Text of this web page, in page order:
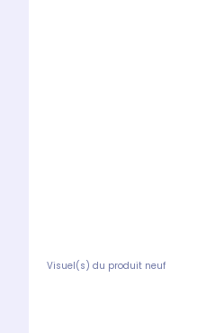
Visuel(s) du produit neuf